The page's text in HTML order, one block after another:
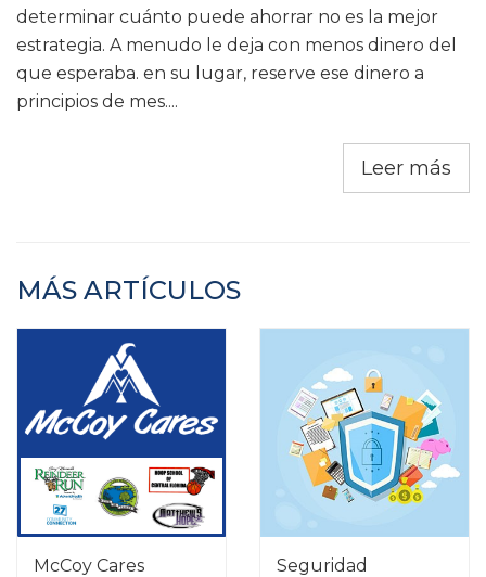
determinar cuánto puede ahorrar no es la mejor
estrategia. A menudo le deja con menos dinero del
que esperaba. en su lugar, reserve ese dinero a
principios de mes....
Leer más
MÁS ARTÍCULOS
McCoy Cares Seguridad